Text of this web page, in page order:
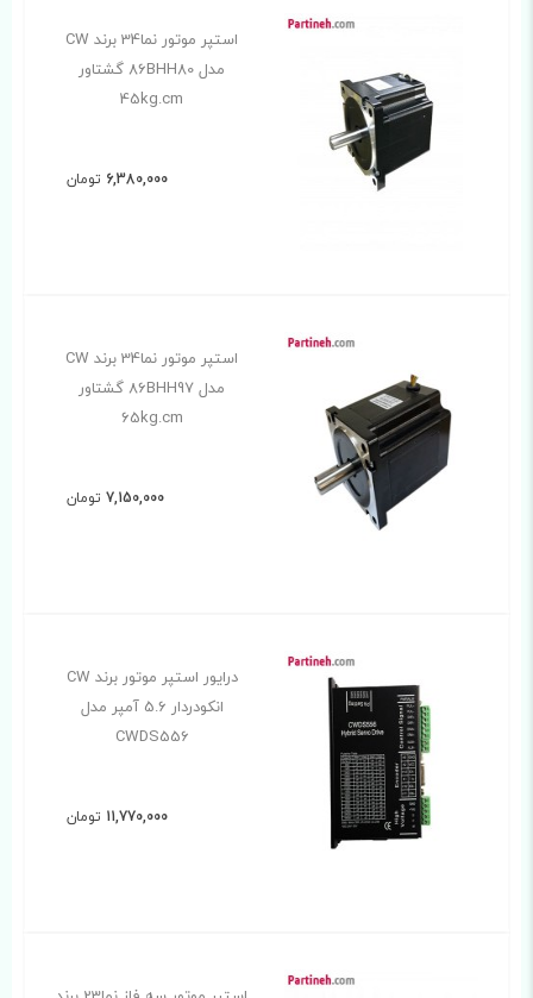
استپر موتور نما34 برند CW
مدل 86BHH80 گشتاور
45kg.cm
6,380,000 تومان
استپر موتور نما34 برند CW
مدل 86BHH97 گشتاور
65kg.cm
7,150,000 تومان
درایور استپر موتور برند CW
انکودردار 5.6 آمپر مدل
CWDS556
11,770,000 تومان